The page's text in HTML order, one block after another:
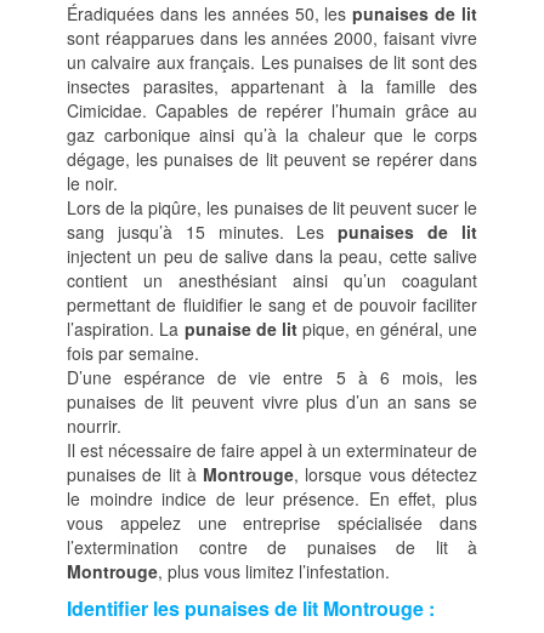
Éradiquées dans les années 50, lespunaises de lit
sont réapparues dans les années 2000, faisant vivre
un calvaire aux français. Les punaises de lit sont des
insectes parasites, appartenant à la famille des
Cimicidae. Capables de repérer l’humain grâce au
gaz carbonique ainsi qu’à la chaleur que le corps
dégage, les punaises de lit peuvent se repérer dans
le noir.
Lors de la piqûre, les punaises de lit peuvent sucer le
sang jusqu’à 15 minutes. Lespunaises de lit
injectent un peu de salive dans la peau, cette salive
contient un anesthésiant ainsi qu’un coagulant
permettant de fluidifier le sang et de pouvoir faciliter
l’aspiration. La punaise de lit pique, en général, une
fois par semaine.
D’une espérance de vie entre 5 à 6 mois, les
punaises de lit peuvent vivre plus d’un an sans se
nourrir.
Il est nécessaire de faire appel à un exterminateur de
punaises de lit à Montrouge, lorsque vous détectez
le moindre indice de leur présence. En effet, plus
vous appelez une entreprise spécialisée dans
l’extermination contre de punaises de lit à
Montrouge, plus vous limitez l’infestation.
Identifier les punaises de lit Montrouge :